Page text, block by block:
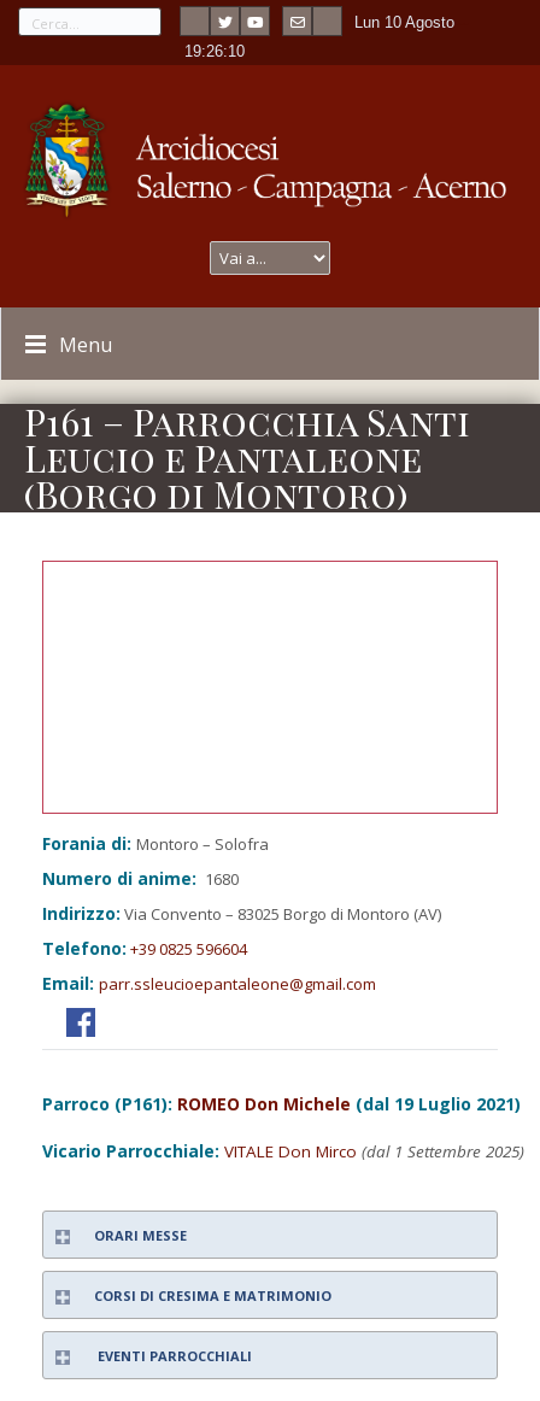
Lun 10 Agosto
19:26:10
Menu
P161 – Parrocchia Santi
Leucio e Pantaleone
(Borgo di Montoro)
Forania di: Montoro – Solofra
Numero di anime: 1680
Indirizzo: Via Convento – 83025 Borgo di Montoro (AV)
Telefono: +39 0825 596604
Email: parr.ssleucioepantaleone@gmail.com
Parroco (P161): ROMEO Don Michele (dal 19 Luglio 2021)
Vicario Parrocchiale: VITALE Don Mirco (dal 1 Settembre 2025)
ORARI MESSE
CORSI DI CRESIMA E MATRIMONIO
EVENTI PARROCCHIALI